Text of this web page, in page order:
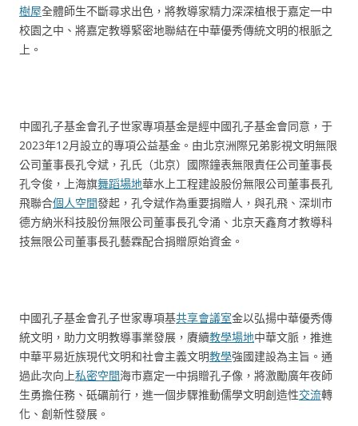
樹屋全體師生不斷尋求出色，將教導家精力深深植根于嘉定一中
校園之中、將嘉定教導緊密地聯結在中華優秀傳統文明的根脈之
上。
中國孔子基金會孔子世家專項基金是經中國孔子基金會同意，于
2023年12月設立的專項公益基金。由北京洲際兄弟影視文明無限
公司董事長孔令斌，孔氏（北京）國際鐘表無限責任公司董事長
孔令俊，上海旗舞蹈場地華水上工程建設股份無限公司董事長孔
飛聯合個人空間發起，孔令斌作為重要捐贈人，與孔飛、深圳市
德方納米科技股份無限公司董事長孔令涌、北京天鑫育才教導科
技無限公司董事長孔藝霖配合捐贈原始資金。
中國孔子基金會孔子世家專項基共享會議室金以弘揚中華優秀傳
統文明，助力文明教導事業發展，賡續教學場地中華文脈，推進
中華平易近族現代文明和社會主義文明教學強國建設為主旨。通
過此次向上私密空間海市嘉定一中捐贈孔子像，將激勵廣年夜師
生勇擔任務、砥礪前行，進一個步驟推動儒學文明創造性交流轉
化、創新性發展。